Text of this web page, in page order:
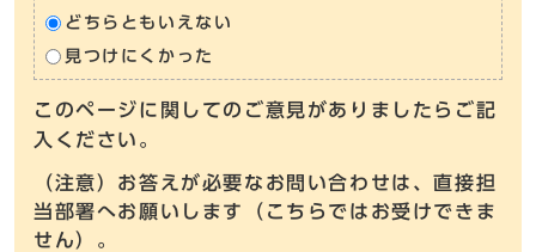
どちらともいえない
見つけにくかった
このページに関してのご意見がありましたらご記
入ください。
（注意）お答えが必要なお問い合わせは、直接担
当部署へお願いします（こちらではお受けできま
せん）。